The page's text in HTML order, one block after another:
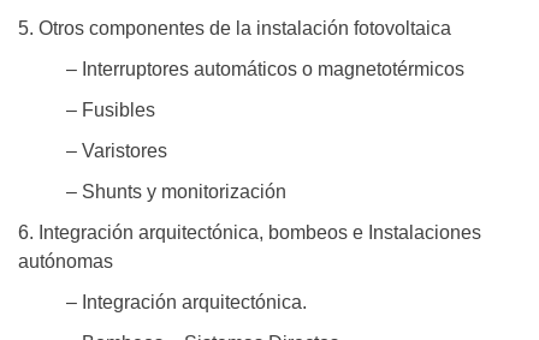
5. Otros componentes de la instalación fotovoltaica
– Interruptores automáticos o magnetotérmicos
– Fusibles
– Varistores
– Shunts y monitorización
6. Integración arquitectónica, bombeos e Instalaciones
autónomas
– Integración arquitectónica.